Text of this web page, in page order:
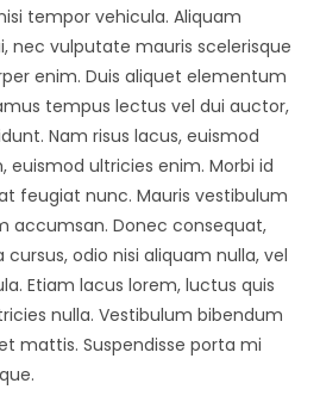
tempor vehicula. Aliquam
nec vulputate mauris scelerisque
enim. Duis aliquet elementum
tempus lectus vel dui auctor,
Nam risus lacus, euismod
euismod ultricies enim. Morbi id
feugiat nunc. Mauris vestibulum
accumsan. Donec consequat,
odio nisi aliquam nulla, vel
Etiam lacus lorem, luctus quis
nulla. Vestibulum bibendum
mattis. Suspendisse porta mi